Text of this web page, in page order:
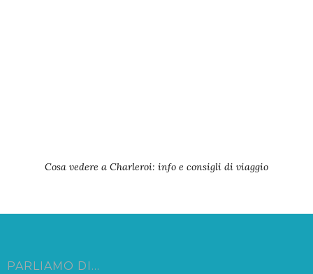
Cosa vedere a Charleroi: info e consigli di viaggio
PARLIAMO DI…